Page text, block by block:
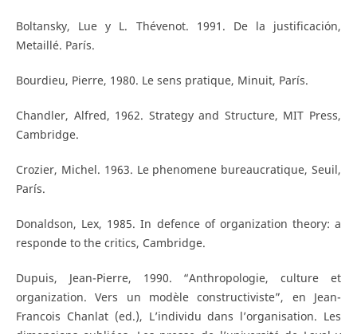
Boltansky, Lue y L. Thévenot. 1991. De la justificación,
Metaillé. París.
Bourdieu, Pierre, 1980. Le sens pratique, Minuit, París.
Chandler, Alfred, 1962. Strategy and Structure, MIT Press,
Cambridge.
Crozier, Michel. 1963. Le phenomene bureaucratique, Seuil,
París.
Donaldson, Lex, 1985. In defence of organization theory: a
responde to the critics, Cambridge.
Dupuis, Jean-Pierre, 1990. “Anthropologie, culture et
organization. Vers un modèle constructiviste”, en Jean-
Francois Chanlat (ed.), L’individu dans l’organisation. Les